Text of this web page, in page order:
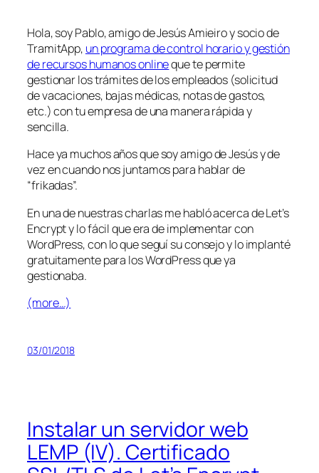
Hola, soy Pablo, amigo de Jesús Amieiro y socio de
TramitApp, un programa de control horario y gestión
de recursos humanos onlineque te permite
gestionar los trámites de los empleados (solicitud
de vacaciones, bajas médicas, notas de gastos,
etc.) con tu empresa de una manera rápida y
sencilla.
Hace ya muchos años que soy amigo de Jesús y de
vez en cuando nos juntamos para hablar de
“frikadas”.
En una de nuestras charlas me habló acerca de Let’s
Encrypt y lo fácil que era de implementar con
WordPress, con lo que seguí su consejo y lo implanté
gratuitamente para los WordPress que ya
gestionaba.
(more…)
03/01/2018
Instalar un servidor web
LEMP (IV). Certificado